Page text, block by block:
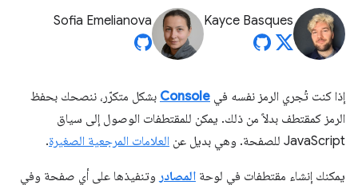
Kayce Basques
Sofia Emelianova
إذا كنت تُجري الرمز نفسه في Console بشكل متكرّر، ننصحك بحفظ
الرمز كمقتطف بدلاً من ذلك. يمكن للمقتطفات الوصول إلى سياق
JavaScript للصفحة. وهي بديل عن
العلامات المرجعية الصغيرة.
يمكنك إنشاء مقتطفات في لوحة المصادر وتنفيذها على أي صفحة وفي